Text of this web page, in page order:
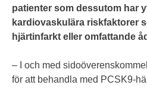
patienter som dessutom har
kardiovaskulära riskfaktorer
hjärtinfarkt eller omfattande
– I och med
för att behandla med PCSK9-